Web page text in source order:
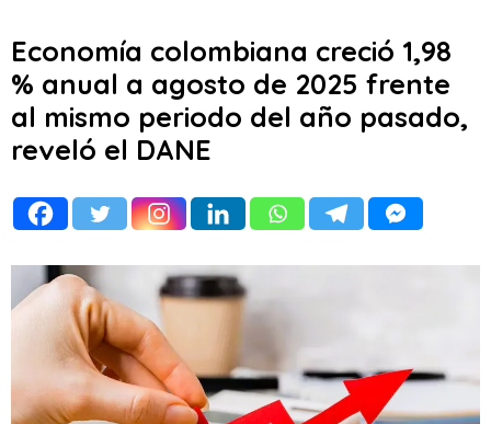
Economía colombiana creció 1,98
% anual a agosto de 2025 frente
al mismo periodo del año pasado,
reveló el DANE